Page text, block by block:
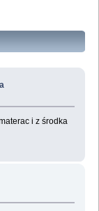
i z środka